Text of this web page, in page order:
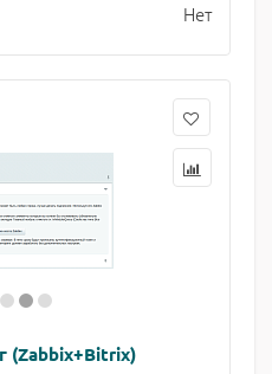
Нет
(Zabbix+Bitrix)